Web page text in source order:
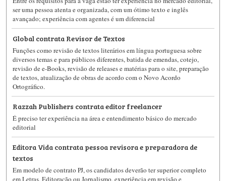
ser uma pessoa atenta e organizada, com um ótimo texto e inglês
avançado; experiência com agentes é um diferencial
Global contrata Revisor de Textos
Funções como revisão de textos literários em língua portuguesa sobre
diversos temas e para públicos diferentes, batida de emendas, cotejo,
revisão de e-Books, revisão de releases e matérias para o site, preparação
de textos, atualização de obras de acordo com o Novo Acordo
Ortográfico.
Razzah Publishers contrata editor freelancer
É preciso ter experiência na área e entendimento básico do mercado
editorial
Editora Vida contrata pessoa revisora e preparadora de
textos
Em modelo de contrato PJ, os candidatos deverão ter superior completo
em Letras, Editoração ou Jornalismo, experiência em revisão e